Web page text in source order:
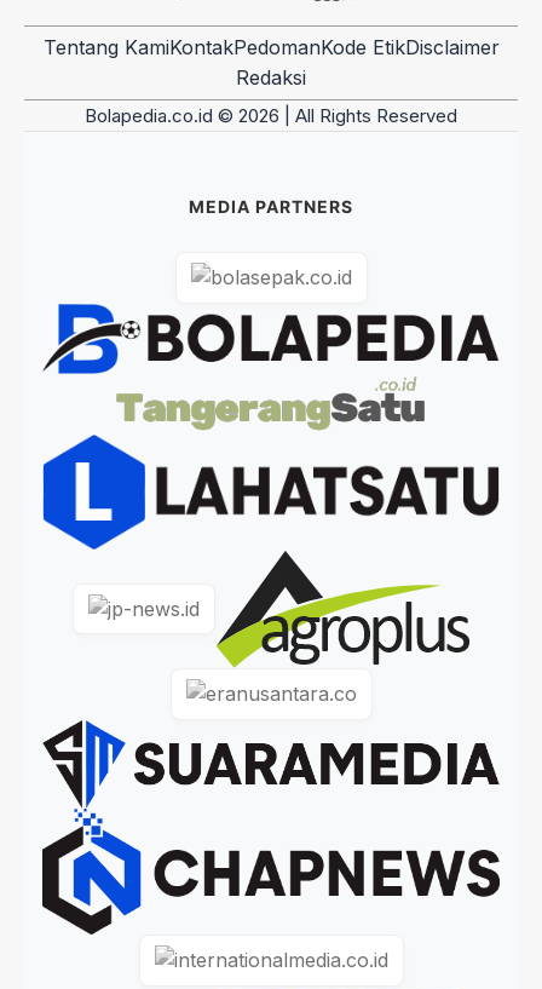
Tentang KamiKontakPedomanKode EtikDisclaimer
Redaksi
Bolapedia.co.id © 2026 | All Rights Reserved
MEDIA PARTNERS